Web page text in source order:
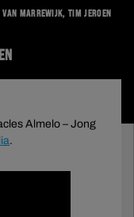
Marrewijk, Tim Jeroen
Almelo – Jong
.